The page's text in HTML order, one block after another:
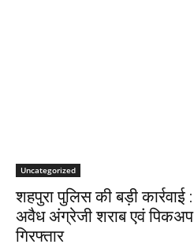
Uncategorized
शहपुरा पुलिस की बड़ी
अवैध अंग्रेजी शराब एवं
गिरफ्तार